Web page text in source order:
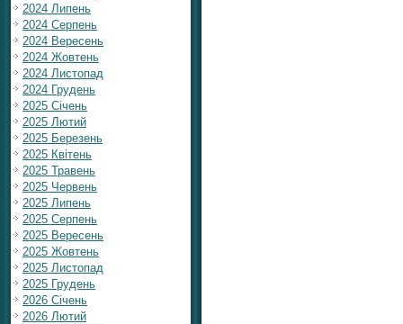
2024 Липень
2024 Серпень
2024 Вересень
2024 Жовтень
2024 Листопад
2024 Грудень
2025 Січень
2025 Лютий
2025 Березень
2025 Квітень
2025 Травень
2025 Червень
2025 Липень
2025 Серпень
2025 Вересень
2025 Жовтень
2025 Листопад
2025 Грудень
2026 Січень
2026 Лютий